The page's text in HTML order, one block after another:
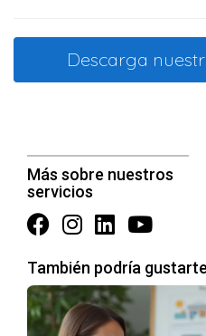
mercado, asegúrate de
estado. Esto incluye
decorar el inmueble
para los compradores.
cuentan. Asegúrate de
Precio competitivo:
establecer un precio
compradores sin dejar
Descarga
Más sobre nuestros
servicios
También podría gustarte